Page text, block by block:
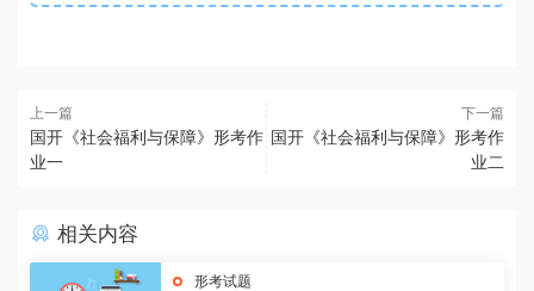
上一篇
国开《社会福利与保障》形考作
业一
下一篇
国开《社会福利与保障》形考作
业二
相关内容
形考试题